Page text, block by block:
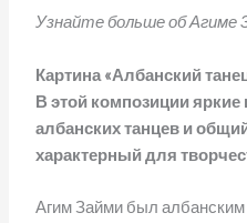
Узнайте больше об Агиме
Картина «Албанский
В этой композиции
албанских танцев и
характерный для
Агим Займи был албанским